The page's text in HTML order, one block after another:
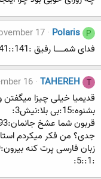
P
Polaris
17
فدای شمـــــــا رفیق :141::141::141:
T
TAHEREH
16
قدیمیا خیلی چیزا میگفتن
بشنوه:15:بی بلا:نیش3:
قربون شما عشخ جانمان:93::39:ممنونم:133:لطف داری:133:
جدی؟ من فکر میکردم
زبان فارسی پرت کنه بیرون:9:
:1::5: